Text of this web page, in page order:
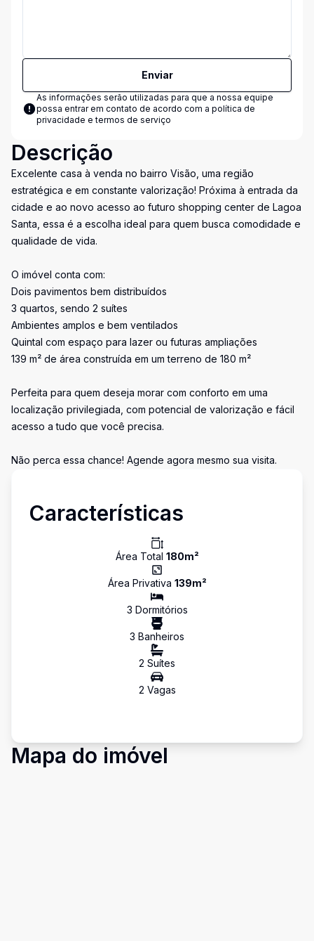
Enviar
As informações serão utilizadas para que a nossa equipe
possa entrar em contato de acordo com a política de
privacidade e termos de serviço
Descrição
Excelente casa à venda no bairro Visão, uma região
estratégica e em constante valorização! Próxima à entrada da
cidade e ao novo acesso ao futuro shopping center de Lagoa
Santa, essa é a escolha ideal para quem busca comodidade e
qualidade de vida.
O imóvel conta com:
Dois pavimentos bem distribuídos
3 quartos, sendo 2 suítes
Ambientes amplos e bem ventilados
Quintal com espaço para lazer ou futuras ampliações
139 m² de área construída em um terreno de 180 m²
Perfeita para quem deseja morar com conforto em uma
localização privilegiada, com potencial de valorização e fácil
acesso a tudo que você precisa.
Não perca essa chance! Agende agora mesmo sua visita.
Características
Área Total 180m²
Área Privativa 139m²
3 Dormitórios
3 Banheiros
2 Suítes
2 Vagas
Mapa do imóvel